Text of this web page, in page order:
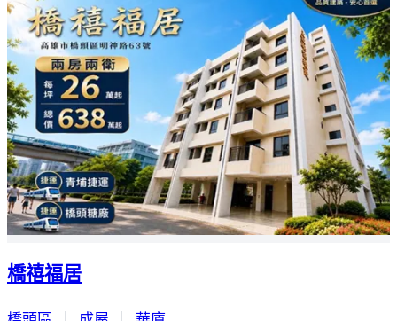
橋禧福居